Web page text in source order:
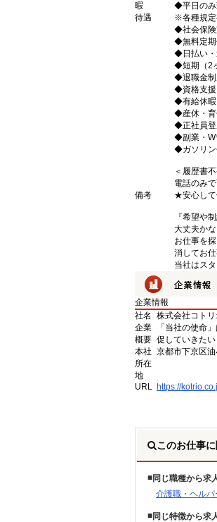
暇
◆平日の
待遇
※各種規
◆社会保険
◆無料定期
◆日払い・
◆短期（2
◆退職金
◆資格支援
◆有給休暇
◆産休・
◆正社員登
◆副業・W
◆ガソリン
＜履歴書
電話のみ
備考
★安心し
『希望や
大丈夫か
お仕事を
消してお
当社はス
企業情報
社名
株式会社コトリ
企業
概要
「当社の使命
促していきた
本社
所在
地
京都市下京区
URL https://
このお仕事
同じ職種から求
介護職・ヘルパ
同じ特徴から求